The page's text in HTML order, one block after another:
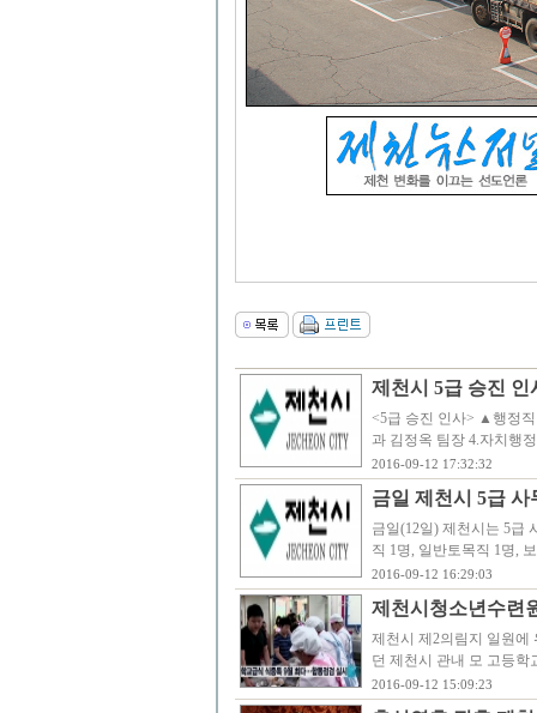
제천시 5급 승진 인
<5급 승진 인사> ▲행정직
과 김정옥 팀장 4.자치행
2016-09-12 17:32:32
금일 제천시 5급
금일(12일) 제천시는 5급
직 1명, 일반토목직 1명,
2016-09-12 16:29:03
제천시청소년수련
제천시 제2의림지 일원에
던 제천시 관내 모 고등
2016-09-12 15:09:23